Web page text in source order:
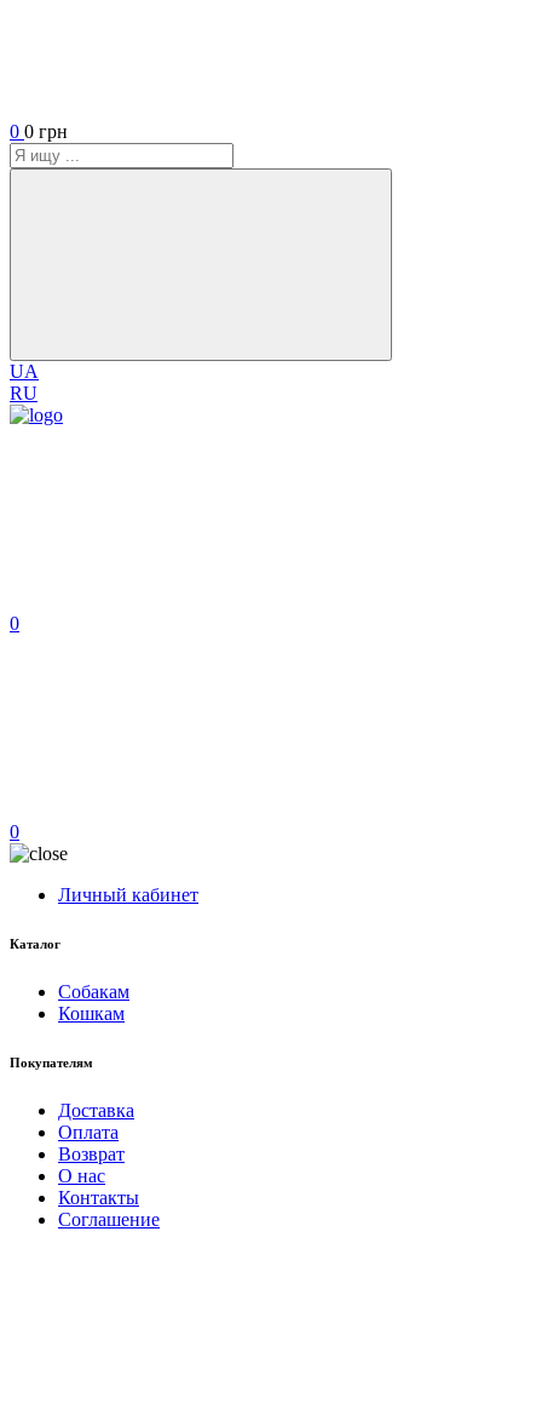
0 0 грн
UA
RU
0
0
Личный кабинет
Каталог
Собакам
Кошкам
Покупателям
Доставка
Оплата
Возврат
О нас
Контакты
Соглашение